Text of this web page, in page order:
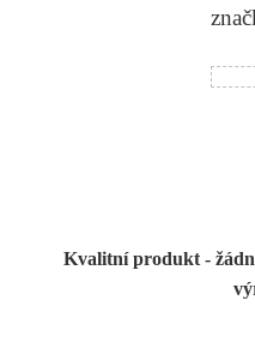
Kvalitní produkt -